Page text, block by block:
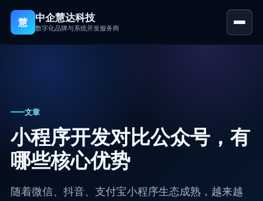
慧 中企慧达科技
数字化品牌与系统开发服务商
小程序开发
APP 开发 (iOS / 安卓 / 鸿蒙)
定制系统开发
案例展示
文章
小程序开发对比公众号，有
哪些核心优势
随着微信、抖音、支付宝小程序生态成熟，越来越